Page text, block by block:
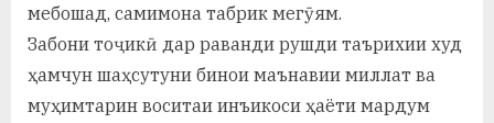
мебошад, самимона табрик мегӯям.
Забони тоҷикӣ дар раванди рушди таърихии худ
ҳамчун шаҳсутуни бинои маънавии миллат ва
муҳимтарин воситаи инъикоси ҳаёти мардум